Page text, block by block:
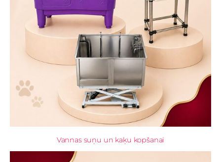
Vannas suņu un kaķu kopšanai